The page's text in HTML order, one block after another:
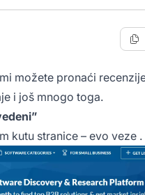
možete pronaći
i još mnogo toga.
kutu stranice – evo veze .